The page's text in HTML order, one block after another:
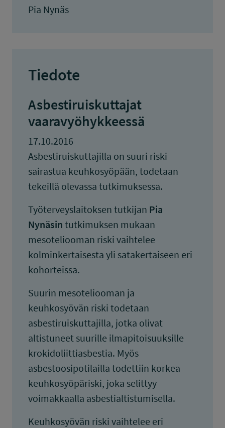
Pia Nynäs
Tiedote
Asbestiruiskuttajat
vaaravyöhykkeessä
17.10.2016
Asbestiruiskuttajilla on suuri riski
sairastua keuhkosyöpään, todetaan
tekeillä olevassa tutkimuksessa.
Työterveyslaitoksen tutkijan Pia
Nynäsin tutkimuksen mukaan
mesoteliooman riski vaihtelee
kolminkertaisesta yli satakertaiseen eri
kohorteissa.
Suurin mesoteliooman ja
keuhkosyövän riski todetaan
asbestiruiskuttajilla, jotka olivat
altistuneet suurille ilmapitoisuuksille
krokidoliittiasbestia. Myös
asbestoosipotilailla todettiin korkea
keuhkosyöpäriski, joka selittyy
voimakkaalla asbestialtistumisella.
Keuhkosyövän riski vaihtelee eri